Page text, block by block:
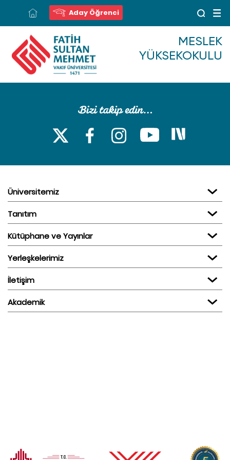
Aday Öğrenci
MESLEK
YÜKSEKOKULU
Üniversitemiz
Tanıtım
Kütüphane ve Yayınlar
Yerleşkelerimiz
İletişim
Akademik